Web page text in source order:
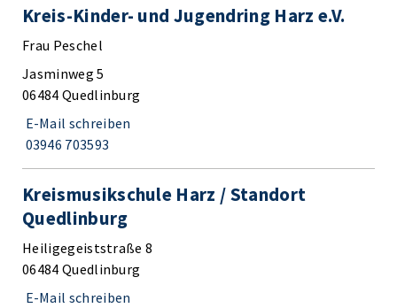
Kreis-Kinder- und Jugendring Harz e.V.
Frau Peschel
Jasminweg 5
06484 Quedlinburg
E-Mail schreiben
03946 703593
Kreismusikschule Harz / Standort
Quedlinburg
Heiligegeiststraße 8
06484 Quedlinburg
E-Mail schreiben